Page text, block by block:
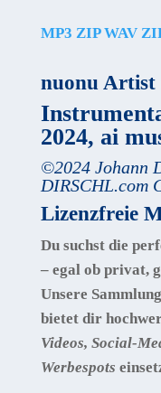
MP3 ZIP WAV
nuonu Artist
2024, ai
©2024 Johann
DIRSCHL.com
Lizenzfreie
Du suchst die
– egal ob privat,
Unsere
bietet dir
Videos, Social-
Werbespots